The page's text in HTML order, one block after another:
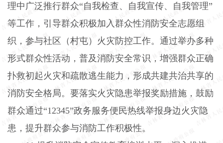
理中广泛推行群众“自我检查、自我宣传、自我管理”
等工作，引导群众积极加入群众性消防安全志愿组
织，参与社区（村屯）火灾防控工作。通过举办多种
形式群众性活动，普及消防安全常识，增强群众正确
扑救初起火灾和疏散逃生能力，形成共建共治共享的
消防安全格局。要落实火灾隐患举报奖励措施，鼓励
群众通过“12345”政务服务便民热线举报身边火灾隐
患，提升群众参与消防工作积极性。